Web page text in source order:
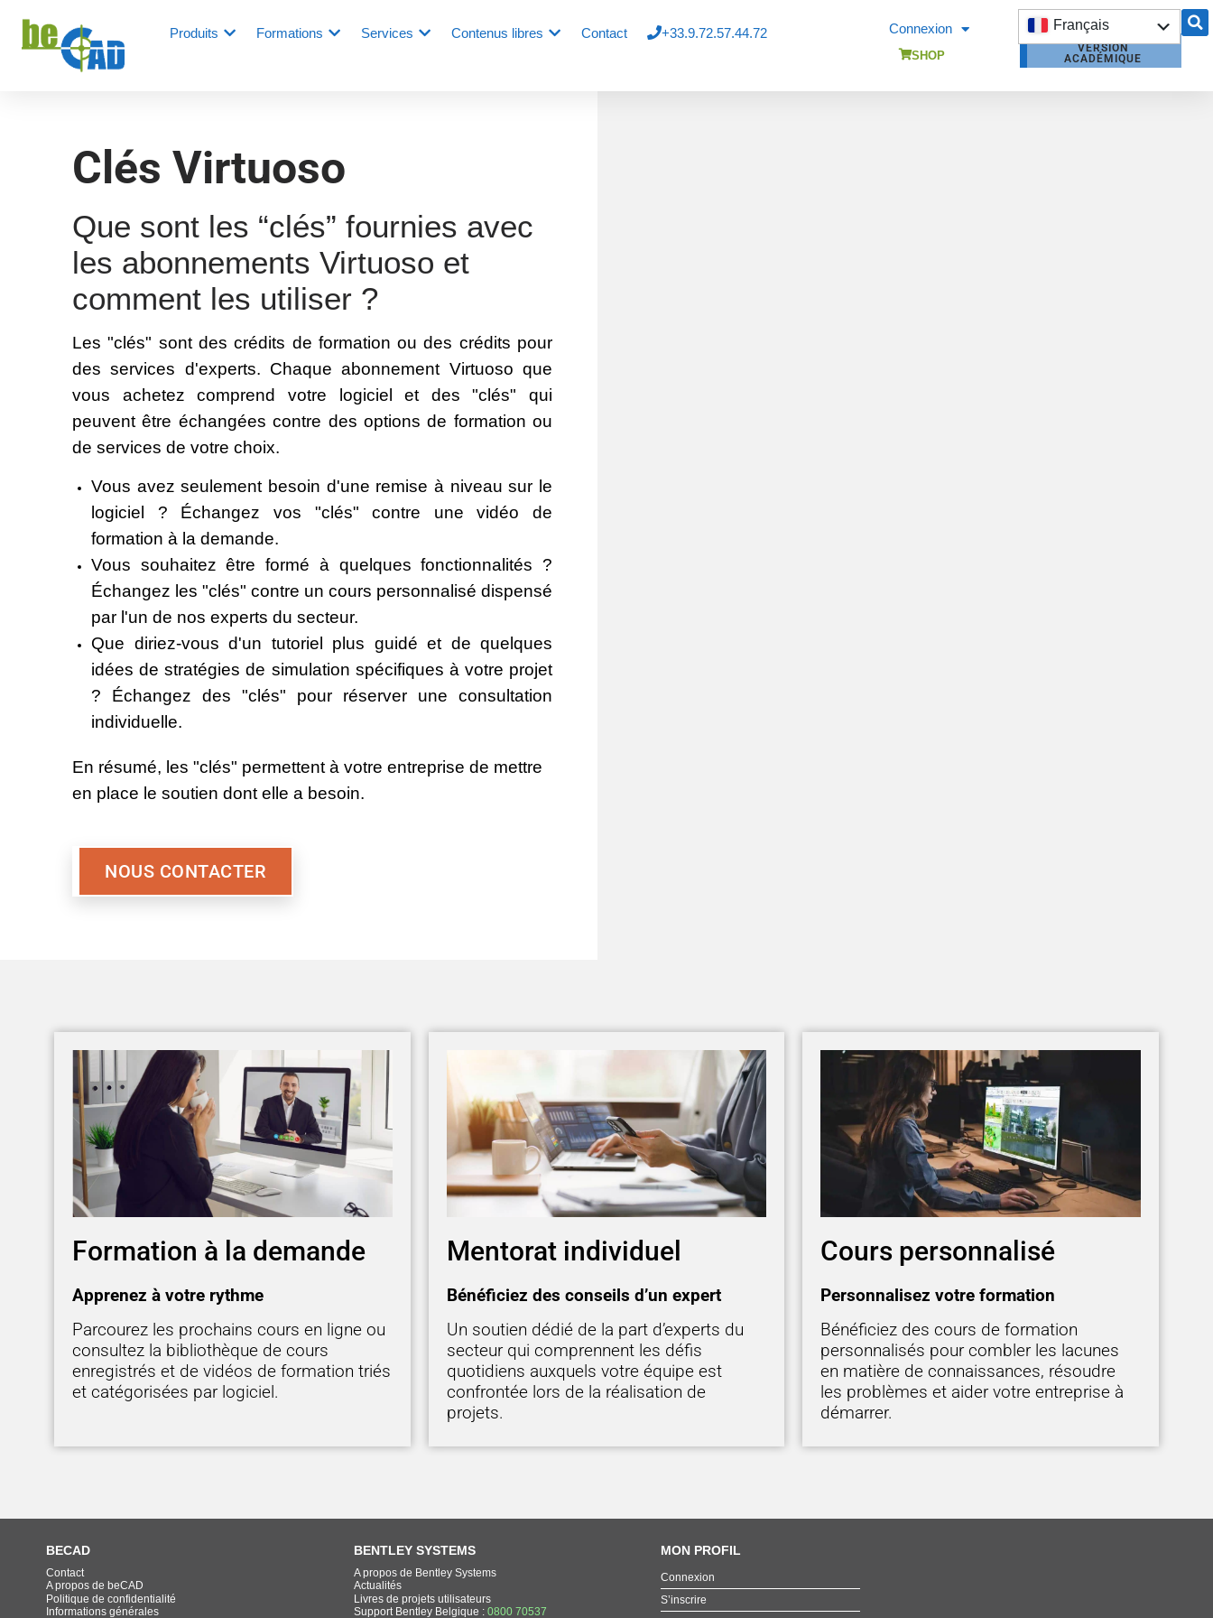
Produits Formations Services Contenus libres Contact +33.9.72.57.44.72
Français
English
VERSION
ACADÉMIQUE
Connexion
SHOP
Clés Virtuoso
Que sont les “clés” fournies avec
les abonnements Virtuoso et
comment les utiliser ?
Les "clés" sont des crédits de formation ou des crédits pour
des services d'experts. Chaque abonnement Virtuoso que
vous achetez comprend votre logiciel et des "clés" qui
peuvent être échangées contre des options de formation ou
de services de votre choix.
Vous avez seulement besoin d'une remise à niveau sur le
logiciel ? Échangez vos "clés" contre une vidéo de
formation à la demande.
Vous souhaitez être formé à quelques fonctionnalités ?
Échangez les "clés" contre un cours personnalisé dispensé
par l'un de nos experts du secteur.
Que diriez-vous d'un tutoriel plus guidé et de quelques
idées de stratégies de simulation spécifiques à votre projet
? Échangez des "clés" pour réserver une consultation
individuelle.
En résumé, les "clés" permettent à votre entreprise de mettre
en place le soutien dont elle a besoin.
NOUS CONTACTER
Formation à la demande
Apprenez à votre rythme
Parcourez les prochains cours en ligne ou
consultez la bibliothèque de cours
enregistrés et de vidéos de formation triés
et catégorisées par logiciel.
Mentorat individuel
Bénéficiez des conseils d’un expert
Un soutien dédié de la part d’experts du
secteur qui comprennent les défis
quotidiens auxquels votre équipe est
confrontée lors de la réalisation de
projets.
Cours personnalisé
Personnalisez votre formation
Bénéficiez des cours de formation
personnalisés pour combler les lacunes
en matière de connaissances, résoudre
les problèmes et aider votre entreprise à
démarrer.
BECAD
Contact
A propos de beCAD
Politique de confidentialité
Informations générales
BENTLEY SYSTEMS
A propos de Bentley Systems
Actualités
Livres de projets utilisateurs
Support Bentley Belgique : 0800 70537
MON PROFIL
Connexion
S’inscrire